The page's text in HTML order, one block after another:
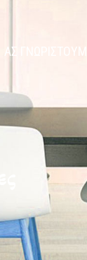
ΑΣ ΓΝΩΡΙΣΤΟΥΜΕ